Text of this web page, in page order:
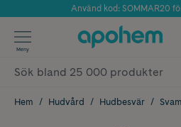
Årets Butik 2025
Använd kod: SOMMAR20
✓ Fri frakt
✓ Poäng på alla
Meny
Hem Hudvård Hudbesvär